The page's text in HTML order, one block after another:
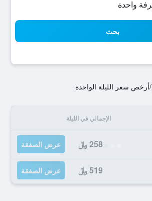
بحث
/أرخص سعر الليلة الواحدة
الإجمالي في الليلة
258 ﷼ عرض الصفقة
519 ﷼ عرض الصفقة